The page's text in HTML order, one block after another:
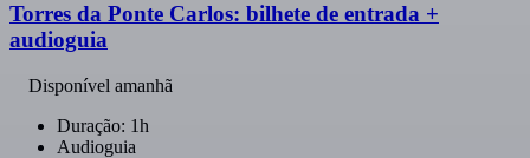
Torres da Ponte Carlos: bilhete de entrada +
audioguia
Disponível amanhã
Duração: 1h
Audioguia